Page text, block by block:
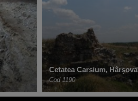
Cetatea Carsium, Hârșova
Cod 1190